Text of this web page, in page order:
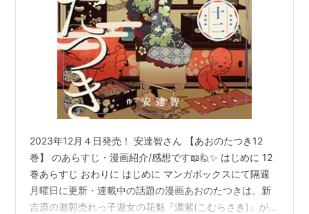
2023年12月４日発売！ 安達智さん 【あおのたつき12
巻】 のあらすじ・漫画紹介/感想です📖🙋✨ はじめに 12
巻あらすじ おわりに はじめに マンガボックスにて隔週
月曜日に更新・連載中の話題の漫画あおのたつきは、新
吉原の遊郭売れっ子遊女の花魁『濃紫(こむらさき)』が人